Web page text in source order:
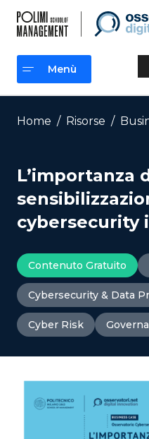
contenuto
Menù
Menù
Home / Risorse /
L’importanza
cybersecurity
Contenuto Gratuito
Cybersecurity & Data
Cyber Risk